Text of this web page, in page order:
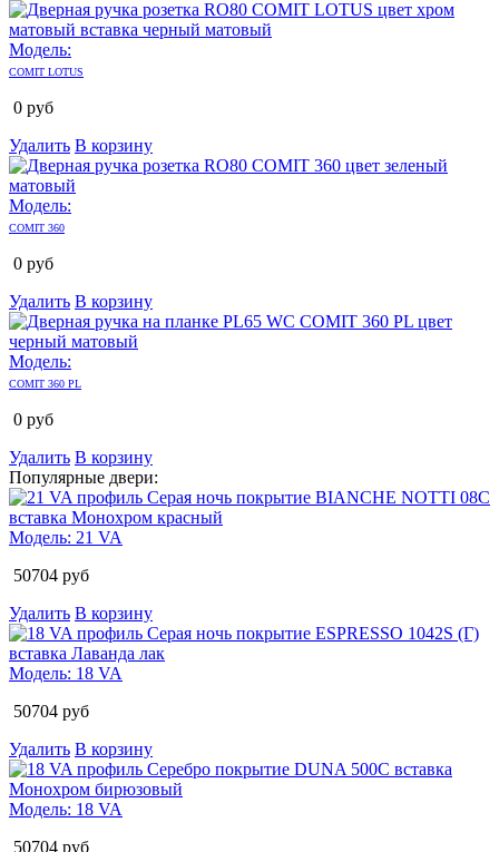
Модель:
COMIT LOTUS
0 руб
Удалить В корзину
Модель:
COMIT 360
0 руб
Удалить В корзину
Модель:
COMIT 360 PL
0 руб
Удалить В корзину
Популярные двери:
Модель: 21 VA
50704 руб
Удалить В корзину
Модель: 18 VA
50704 руб
Удалить В корзину
Модель: 18 VA
50704 руб